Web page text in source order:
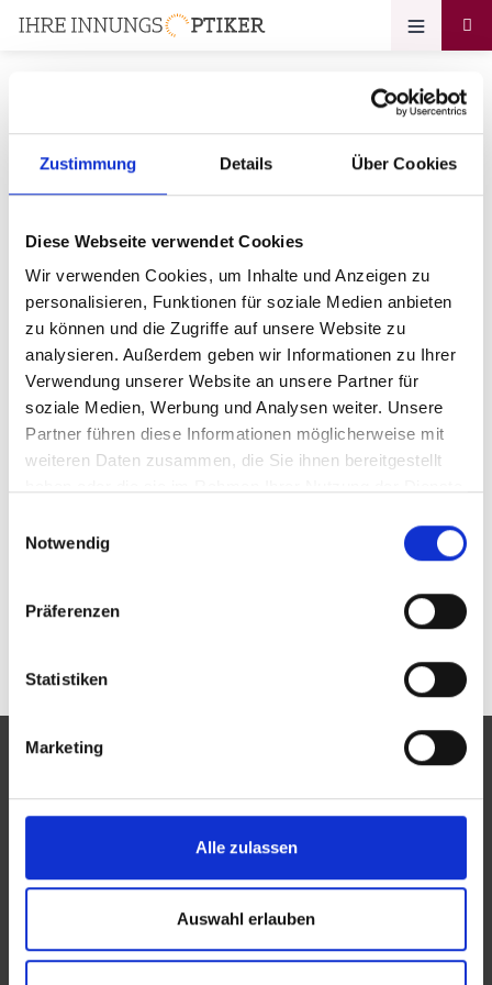
Zustimmung Details Über Cookies
Diese Webseite verwendet Cookies
Wir verwenden Cookies, um Inhalte und Anzeigen zu
personalisieren, Funktionen für soziale Medien anbieten
zu können und die Zugriffe auf unsere Website zu
analysieren. Außerdem geben wir Informationen zu Ihrer
Verwendung unserer Website an unsere Partner für
soziale Medien, Werbung und Analysen weiter. Unsere
Partner führen diese Informationen möglicherweise mit
weiteren Daten zusammen, die Sie ihnen bereitgestellt
Notwendig
Präferenzen
Statistiken
Marketing
Alle zulassen
Auswahl erlauben
Ihr Zugang zum
Optiker Schneider GbR
Bitte geben Sie Ihr Passwort ein:
allgemeinen Suche.
Eine Aktion des Zentralverbandes der Augenoptiker und
Der ZVA ist ein Bundesinnungsverband, seine Mitglieder
sind die Landesinnungsverbände und Landesinnungen
des Augenoptikerhandwerks.